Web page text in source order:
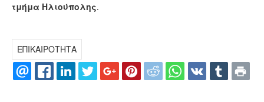
τμήμα Ηλιούπολης.
ΕΠΙΚΑΙΡΟΤΗΤΑ